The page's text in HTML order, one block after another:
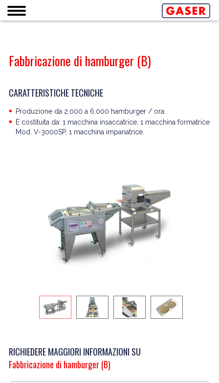
Fabbricazione di hamburger (B)
CARATTERISTICHE TECNICHE
Produzione da 2.000 a 6.000 hamburger / ora.
È costituita da: 1 macchina insaccatrice, 1 macchina formatrice
Mod. V-3000SP, 1 macchina impanatrice.
RICHIEDERE MAGGIORI INFORMAZIONI SU
Fabbricazione di hamburger (B)